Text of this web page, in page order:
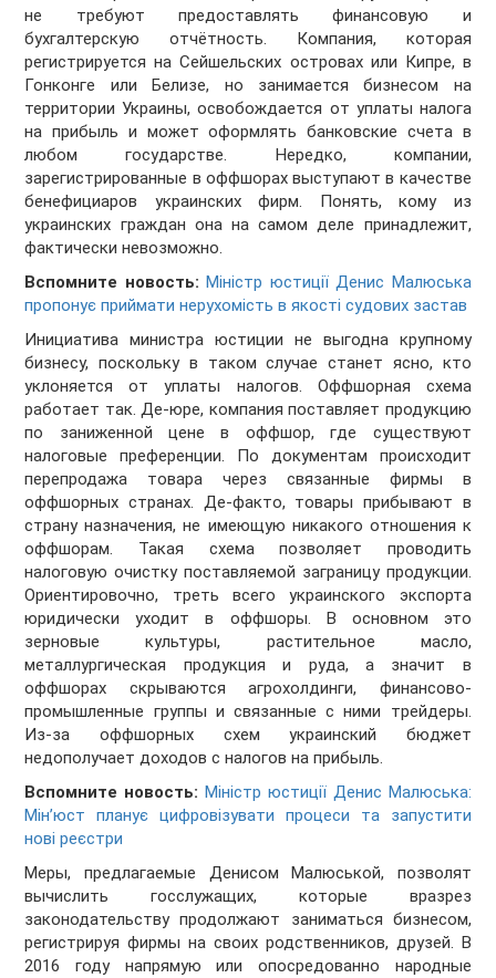
не требуют предоставлять финансовую и
бухгалтерскую отчётность. Компания, которая
регистрируется на Сейшельских островах или Кипре, в
Гонконге или Белизе, но занимается бизнесом на
территории Украины, освобождается от уплаты налога
на прибыль и может оформлять банковские счета в
любом государстве. Нередко, компании,
зарегистрированные в оффшорах выступают в качестве
бенефициаров украинских фирм. Понять, кому из
украинских граждан она на самом деле принадлежит,
фактически невозможно.
Вспомните новость: Міністр юстиції Денис Малюська
пропонує приймати нерухомість в якості судових застав
Инициатива министра юстиции не выгодна крупному
бизнесу, поскольку в таком случае станет ясно, кто
уклоняется от уплаты налогов. Оффшорная схема
работает так. Де-юре, компания поставляет продукцию
по заниженной цене в оффшор, где существуют
налоговые преференции. По документам происходит
перепродажа товара через связанные фирмы в
оффшорных странах. Де-факто, товары прибывают в
страну назначения, не имеющую никакого отношения к
оффшорам. Такая схема позволяет проводить
налоговую очистку поставляемой заграницу продукции.
Ориентировочно, треть всего украинского экспорта
юридически уходит в оффшоры. В основном это
зерновые культуры, растительное масло,
металлургическая продукция и руда, а значит в
оффшорах скрываются агрохолдинги, финансово-
промышленные группы и связанные с ними трейдеры.
Из-за оффшорных схем украинский бюджет
недополучает доходов с налогов на прибыль.
Вспомните новость: Міністр юстиції Денис Малюська:
Мін’юст планує цифровізувати процеси та запустити
нові реєстри
Меры, предлагаемые Денисом Малюськой, позволят
вычислить госслужащих, которые вразрез
законодательству продолжают заниматься бизнесом,
регистрируя фирмы на своих родственников, друзей. В
2016 году напрямую или опосредованно народные